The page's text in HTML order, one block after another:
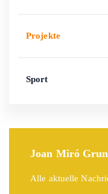
Projekte
Sport
Joan Miró
Alle aktuelle